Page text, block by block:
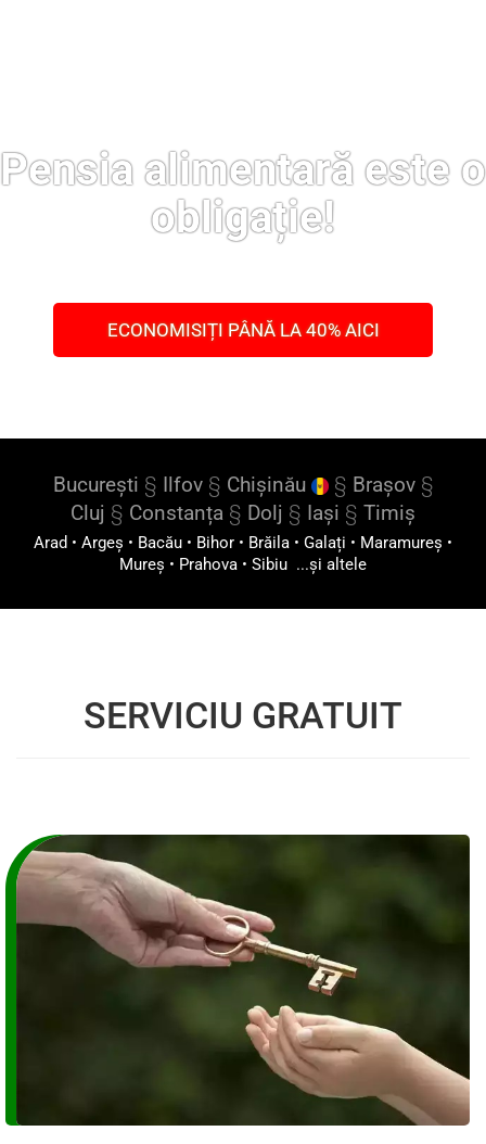
Pensia alimentară este o
obligație!
ECONOMISIȚI PÂNĂ LA 40% AICI
București § Ilfov§ Chișinău § Brașov§
Cluj § Constanța § Dolj § Iași § Timiș
Arad • Argeș • Bacău • Bihor • Brăila • Galați • Maramureș •
Mureș • Prahova • Sibiu ...și altele
SERVICIU GRATUIT